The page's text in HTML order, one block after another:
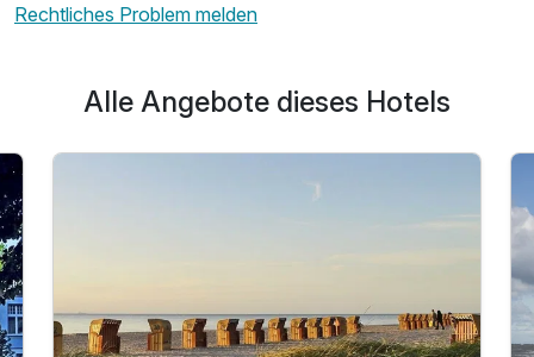
Rechtliches Problem melden
Alle Angebote dieses Hotels